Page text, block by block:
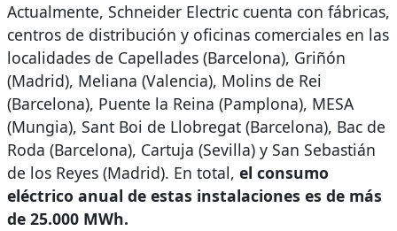
Actualmente, Schneider Electric cuenta con fábricas,
centros de distribución y oficinas comerciales en las
localidades de Capellades (Barcelona), Griñón
(Madrid), Meliana (Valencia), Molins de Rei
(Barcelona), Puente la Reina (Pamplona), MESA
(Mungia), Sant Boi de Llobregat (Barcelona), Bac de
Roda (Barcelona), Cartuja (Sevilla) y San Sebastián
de los Reyes (Madrid). En total, el consumo
eléctrico anual de estas instalaciones es de más
de 25.000 MWh.